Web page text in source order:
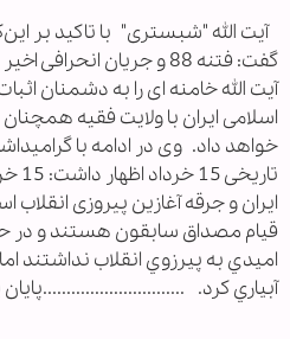
آیت الله "شبستری" با تاکید بر
گفت: فتنه 88 و جریان
آیت الله خامنه ای را به دشمنان
اسلامی ایران با ولایت فقیه
خواهد داد. وی در ادامه با
ایران و جرقه آغازین پیروزی
قيام مصداق سابقون هستند و در
اميدي به پيرزوي انقلاب نداشتند
آبياري كرد. ..............................پایان